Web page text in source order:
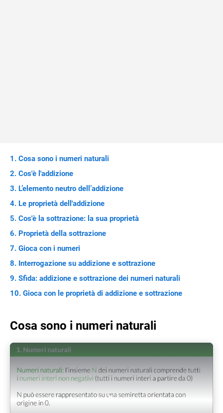
Cosa sono i numeri naturali
Cos'è l'addizione
L’elemento neutro dell’addizione
Le proprietà dell'addizione
Cos'è la sottrazione: la sua proprietà
Proprietà della sottrazione
Gioca con i numeri
Interrogazione su addizione e sottrazione
Sfida: addizione e sottrazione dei numeri naturali
Gioca con le proprietà di addizione e sottrazione
Cosa sono i numeri naturali